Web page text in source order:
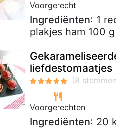
Voorgerecht
Ingrediënten: 1
plakjes ham 100
liefdestomaatjes
Voorgerechten
Ingrediënten: 20